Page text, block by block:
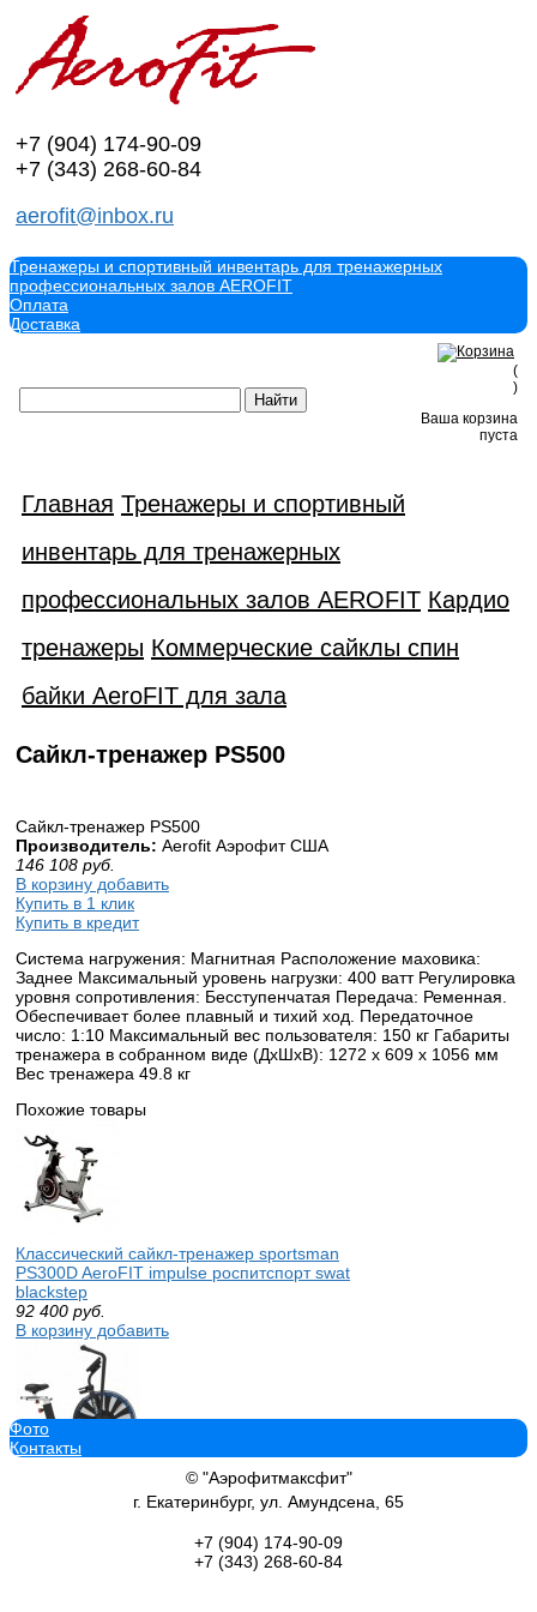
+7 (904) 174-90-09
+7 (343) 268-60-84
aerofit@inbox.ru
Тренажеры и спортивный инвентарь для тренажерных
профессиональных залов AEROFIT
Оплата
Доставка
(
)
Ваша корзина
пуста
Главная Тренажеры и спортивный
инвентарь для тренажерных
профессиональных залов AEROFIT Кардио
тренажеры Коммерческие сайклы спин
байки AeroFIT для зала
Cайкл-тренажер PS500
Cайкл-тренажер PS500
Производитель: Aerofit Аэрофит США
146 108 руб.
В корзину добавить
Купить в 1 клик
Купить в кредит
Система нагружения: Магнитная Расположение маховика:
Заднее Максимальный уровень нагрузки: 400 ватт Регулировка
уровня сопротивления: Бесступенчатая Передача: Ременная.
Обеспечивает более плавный и тихий ход. Передаточное
число: 1:10 Максимальный вес пользователя: 150 кг Габариты
тренажера в собранном виде (ДxШxВ): 1272 х 609 х 1056 мм
Вес тренажера 49.8 кг
Похожие товары
Классический сайкл-тренажер sportsman
PS300D AeroFIT impulse роспитспорт swat
blackstep
92 400 руб.
В корзину добавить
Профессиональный тренажер HB005
ULTRABIKE Airbike с аэродинамической
системой нагрузки
Фото
Контакты
© "Аэрофитмаксфит"
г. Екатеринбург, ул. Амундсена, 65
+7 (904) 174-90-09
+7 (343) 268-60-84